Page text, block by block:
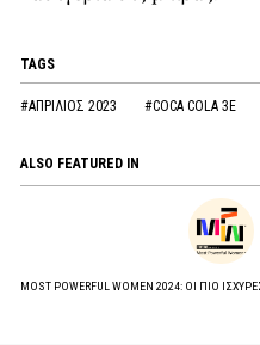
TAGS
#ΑΠΡΙΛΙΟΣ 2023 #COCA COLA 3E
ALSO FEATURED IN
MOST POWERFUL WOMEN 2024: ΟΙ ΠΙΟ